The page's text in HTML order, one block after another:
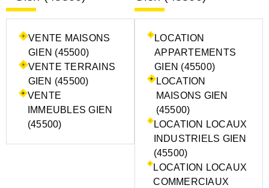
VENTE MAISONS
GIEN (45500)
VENTE TERRAINS
GIEN (45500)
VENTE
IMMEUBLES GIEN
(45500)
LOCATION
APPARTEMENTS
GIEN (45500)
LOCATION
MAISONS GIEN
(45500)
LOCATION LOCAUX
INDUSTRIELS GIEN
(45500)
LOCATION LOCAUX
COMMERCIAUX